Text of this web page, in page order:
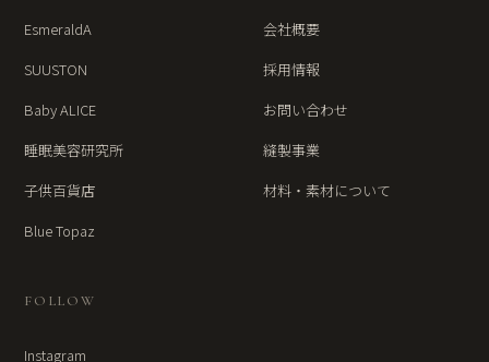
EsmeraldA
SUUSTON
Baby ALICE
睡眠美容研究所
子供百貨店
Blue Topaz
会社概要
採用情報
お問い合わせ
縫製事業
材料・素材について
FOLLOW
Instagram